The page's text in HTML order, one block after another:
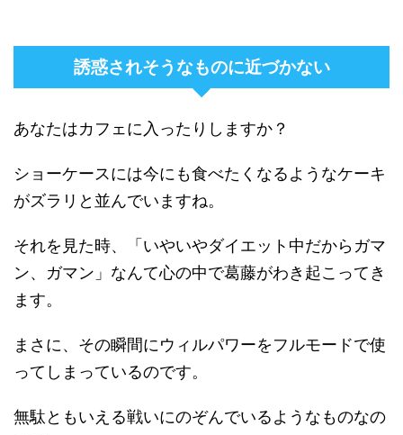
誘惑されそうなものに近づかない
あなたはカフェに入ったりしますか？
ショーケースには今にも食べたくなるようなケーキ
がズラリと並んでいますね。
それを見た時、「いやいやダイエット中だからガマ
ン、ガマン」なんて心の中で葛藤がわき起こってき
ます。
まさに、その瞬間にウィルパワーをフルモードで使
ってしまっているのです。
無駄ともいえる戦いにのぞんでいるようなものなの